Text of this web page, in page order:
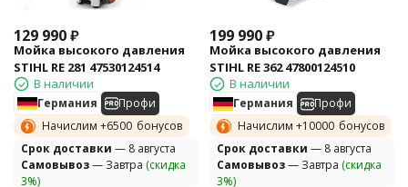
129 990₽
Мойка высокого давления
STIHL RE 281 47530124514
В наличии
Германия
Профи
Начислим +6500 бонусов
Cрок доставки — 8 августа
Самовывоз— Завтра (скидка
3%)
199 990₽
Мойка высокого давления
STIHL RE 362 47800124510
В наличии
Германия
Профи
Начислим +10000 бонусов
Cрок доставки — 8 августа
Самовывоз— Завтра (скидка
3%)